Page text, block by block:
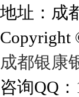
地址：成
Copyright
成都银康
咨询QQ：